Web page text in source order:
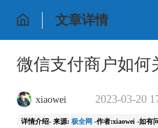
文章详情
微信支付商户如何
xiaowei 2023-03-20
详情介绍- 来源: 极全网 -作者:xiaowei -如有